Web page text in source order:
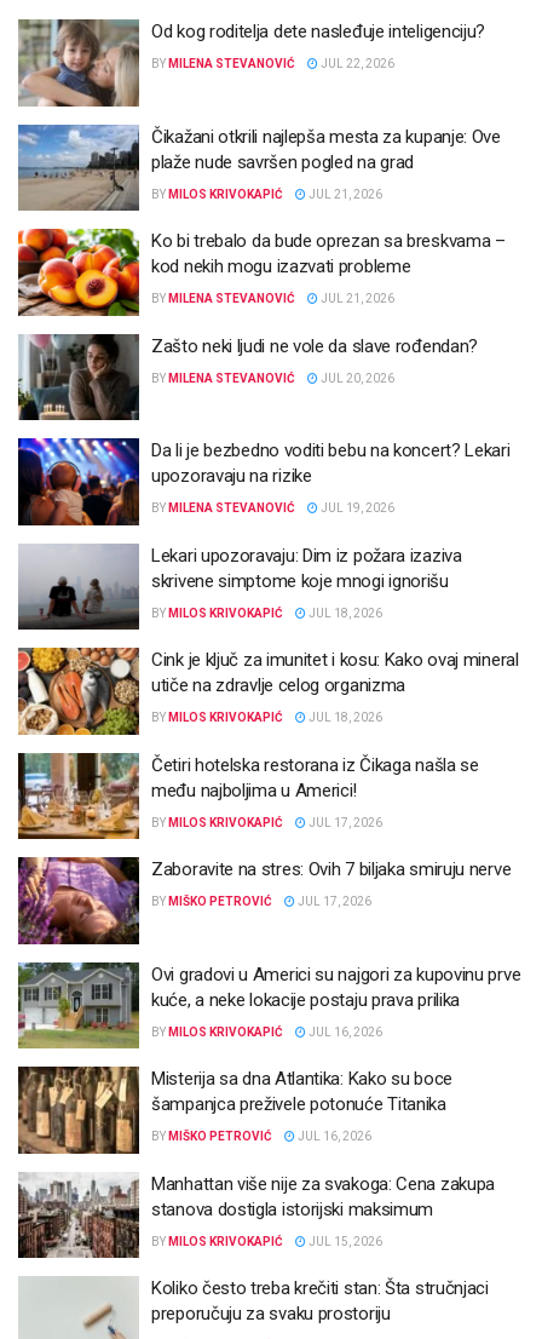
Od kog roditelja dete nasleđuje inteligenciju?
BY MILENA STEVANOVIĆ JUL 22, 2026
Čikažani otkrili najlepša mesta za kupanje: Ove
plaže nude savršen pogled na grad
BY MILOS KRIVOKAPIĆ JUL 21, 2026
Ko bi trebalo da bude oprezan sa breskvama –
kod nekih mogu izazvati probleme
BY MILENA STEVANOVIĆ JUL 21, 2026
Zašto neki ljudi ne vole da slave rođendan?
BY MILENA STEVANOVIĆ JUL 20, 2026
Da li je bezbedno voditi bebu na koncert? Lekari
upozoravaju na rizike
BY MILENA STEVANOVIĆ JUL 19, 2026
Lekari upozoravaju: Dim iz požara izaziva
skrivene simptome koje mnogi ignorišu
BY MILOS KRIVOKAPIĆ JUL 18, 2026
Cink je ključ za imunitet i kosu: Kako ovaj mineral
utiče na zdravlje celog organizma
BY MILOS KRIVOKAPIĆ JUL 18, 2026
Četiri hotelska restorana iz Čikaga našla se
među najboljima u Americi!
BY MILOS KRIVOKAPIĆ JUL 17, 2026
Zaboravite na stres: Ovih 7 biljaka smiruju nerve
BY MIŠKO PETROVIĆ JUL 17, 2026
Ovi gradovi u Americi su najgori za kupovinu prve
kuće, a neke lokacije postaju prava prilika
BY MILOS KRIVOKAPIĆ JUL 16, 2026
Misterija sa dna Atlantika: Kako su boce
šampanjca preživele potonuće Titanika
BY MIŠKO PETROVIĆ JUL 16, 2026
Manhattan više nije za svakoga: Cena zakupa
stanova dostigla istorijski maksimum
BY MILOS KRIVOKAPIĆ JUL 15, 2026
Koliko često treba krečiti stan: Šta stručnjaci
preporučuju za svaku prostoriju